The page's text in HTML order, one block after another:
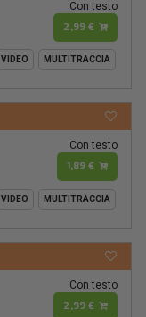
Con testo
2,99 €
VIDEO MULTITRACCIA
Con testo
1,89 €
VIDEO MULTITRACCIA
Con testo
2,99 €